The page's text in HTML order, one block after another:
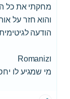
מחקתי את כל
והוא חזר על
הודעה
וRomaniz
מי שמגיע לו